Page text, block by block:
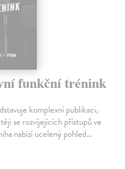
funkční trénink
komplexní publikaci,
se rozvíjejících přístupů ve
nabízí ucelený pohled…